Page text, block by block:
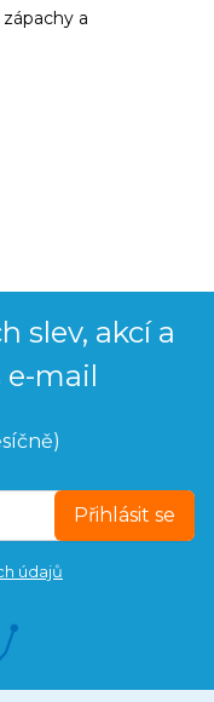
a
slev, akcí a
e-mail
Přihlásit se
údajů